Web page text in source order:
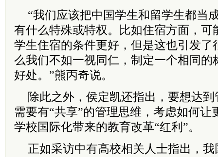
“我们应该把中国学生和留学生都当
有什么特殊或特权。比如住宿方面，可
学生住宿的条件更好，但是这也引发了
么我们不如一视同仁，制定一个相同的
好处。”熊丙奇说。
除此之外，侯定凯还指出，要想达
需要有“共享”的管理思维，考虑如何让
学校国际化带来的教育改革“红利”。
正如采访中有高校相关人士指出，